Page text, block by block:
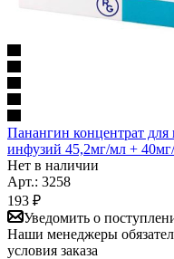
Панангин концентрат для
инфузий 45,2мг/мл +
Нет в наличии
Арт.: 3258
193 ₽
Уведомить о
Наши менеджеры
условия заказа